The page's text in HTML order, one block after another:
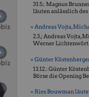
31.5.: Magnus
läuten anlässlich des
» Andreas Vojta,
2.3.; Andreas Vojta,
Werner
» Günter
13.12.: Günter
Börse die Opening
» Ries Bouwman